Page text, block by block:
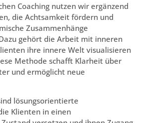
Coaching nutzen wir ergänzend
die Achtsamkeit fördern und
Zusammenhänge
gehört die Arbeit mit inneren
ihre innere Welt visualisieren
Methode schafft Klarheit über
und ermöglicht neue
lösungsorientierte
Klienten in einen